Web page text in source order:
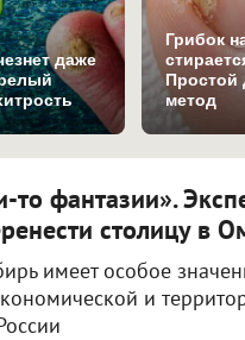
даже
Грибок
Простой
метод
то фантазии».
столицу в
имеет особое
и